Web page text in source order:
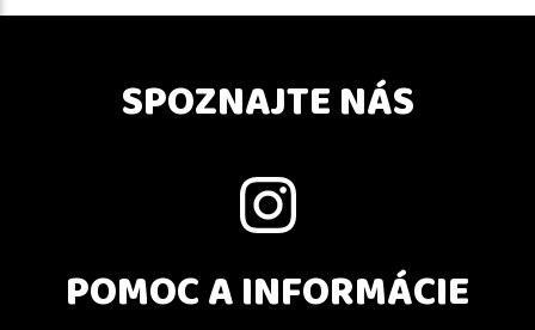
SPOZNAJTE NÁS
POMOC A INFORMÁCIE